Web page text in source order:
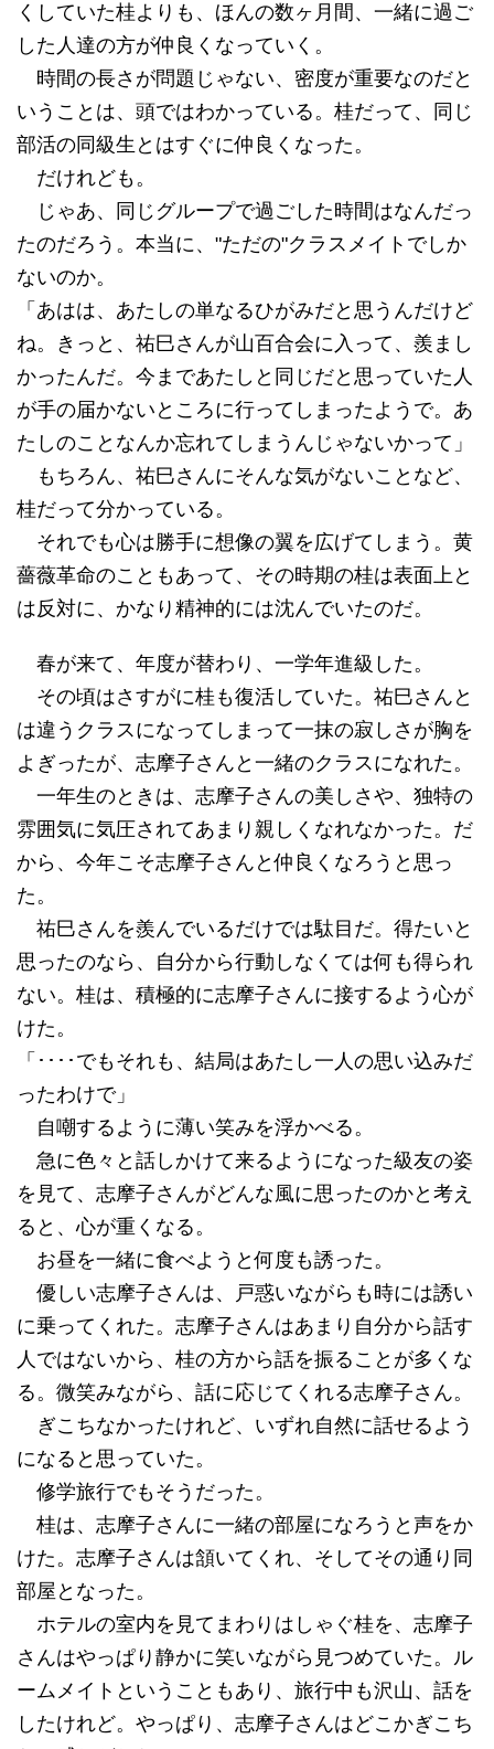
くしていた桂よりも、ほんの数ヶ月間、一緒に過ご
した人達の方が仲良くなっていく。
時間の長さが問題じゃない、密度が重要なのだと
いうことは、頭ではわかっている。桂だって、同じ
部活の同級生とはすぐに仲良くなった。
だけれども。
じゃあ、同じグループで過ごした時間はなんだっ
たのだろう。本当に、"ただの"クラスメイトでしか
ないのか。
「あはは、あたしの単なるひがみだと思うんだけど
ね。きっと、祐巳さんが山百合会に入って、羨まし
かったんだ。今まであたしと同じだと思っていた人
が手の届かないところに行ってしまったようで。あ
たしのことなんか忘れてしまうんじゃないかって」
もちろん、祐巳さんにそんな気がないことなど、
桂だって分かっている。
それでも心は勝手に想像の翼を広げてしまう。黄
薔薇革命のこともあって、その時期の桂は表面上と
は反対に、かなり精神的には沈んでいたのだ。
春が来て、年度が替わり、一学年進級した。
その頃はさすがに桂も復活していた。祐巳さんと
は違うクラスになってしまって一抹の寂しさが胸を
よぎったが、志摩子さんと一緒のクラスになれた。
一年生のときは、志摩子さんの美しさや、独特の
雰囲気に気圧されてあまり親しくなれなかった。だ
から、今年こそ志摩子さんと仲良くなろうと思っ
た。
祐巳さんを羨んでいるだけでは駄目だ。得たいと
思ったのなら、自分から行動しなくては何も得られ
ない。桂は、積極的に志摩子さんに接するよう心が
けた。
「････でもそれも、結局はあたし一人の思い込みだ
ったわけで」
自嘲するように薄い笑みを浮かべる。
急に色々と話しかけて来るようになった級友の姿
を見て、志摩子さんがどんな風に思ったのかと考え
ると、心が重くなる。
お昼を一緒に食べようと何度も誘った。
優しい志摩子さんは、戸惑いながらも時には誘い
に乗ってくれた。志摩子さんはあまり自分から話す
人ではないから、桂の方から話を振ることが多くな
る。微笑みながら、話に応じてくれる志摩子さん。
ぎこちなかったけれど、いずれ自然に話せるよう
になると思っていた。
修学旅行でもそうだった。
桂は、志摩子さんに一緒の部屋になろうと声をか
けた。志摩子さんは頷いてくれ、そしてその通り同
部屋となった。
ホテルの室内を見てまわりはしゃぐ桂を、志摩子
さんはやっぱり静かに笑いながら見つめていた。ル
ームメイトということもあり、旅行中も沢山、話を
したけれど。やっぱり、志摩子さんはどこかぎこち